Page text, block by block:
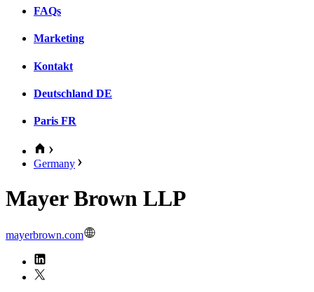
FAQs
Marketing
Kontakt
Deutschland DE
Paris FR
Germany
Mayer Brown LLP
mayerbrown.com